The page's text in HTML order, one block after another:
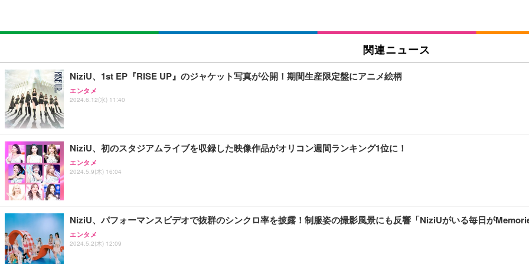
関連ニュース
NiziU、1st EP『RISE UP』のジャケット写真が公開！期間生産限定盤にアニメ絵柄
エンタメ
2024.6.12(水) 11:40
NiziU、初のスタジアムライブを収録した映像作品がオリコン週間ランキング1位に！
エンタメ
2024.5.9(木) 16:04
NiziU、パフォーマンスビデオで抜群のシンクロ率を披露！制服姿の撮影風景にも反響「NiziUがいる毎日が
エンタメ
2024.5.2(木) 12:09